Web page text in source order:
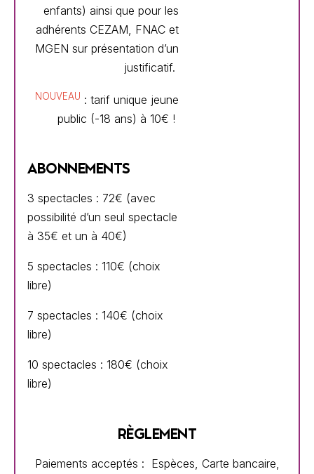
enfants) ainsi que pour les
adhérents CEZAM, FNAC et
MGEN sur présentation d’un
justificatif.
NOUVEAU : tarif unique jeune
public (-18 ans) à 10€ !
ABONNEMENTS
3 spectacles : 72€ (avec
possibilité d’un seul spectacle
à 35€ et un à 40€)
5 spectacles : 110€ (choix
libre)
7 spectacles : 140€ (choix
libre)
10 spectacles : 180€ (choix
libre)
RÈGLEMENT
Paiements acceptés : Espèces, Carte bancaire,